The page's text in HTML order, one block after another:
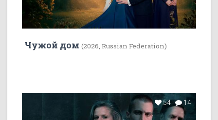
Чужой дом (2026, Russian Federation)
54 14